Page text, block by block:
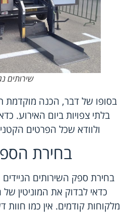
שירותים
בסופו של דבר, הכנה מוקדמת
בלתי צפויות ביום האירוע.
ולוודא שכל הפרטים
בחירת
בחירת ספק השירותים
כדאי לבדוק את המוניטין
מלקוחות קודמים. אין כמו חוות